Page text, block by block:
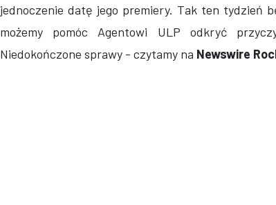
jednoczenie datę jego premiery. Tak ten tydzień
możemy pomóc Agentowi ULP odkryć
Niedokończone sprawy - czytamy na Newswire